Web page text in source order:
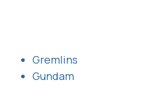
Gremlins
Gundam